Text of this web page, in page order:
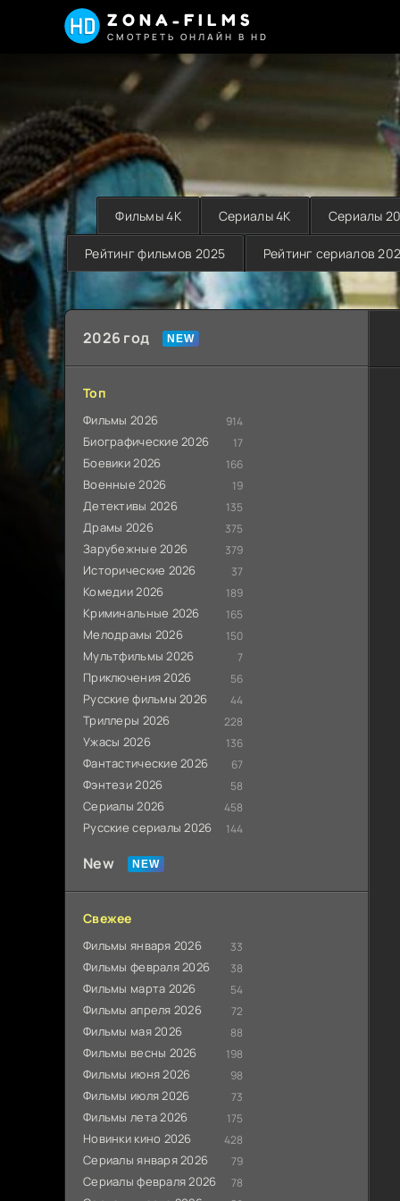
ZONA-FILMS
СМОТРЕТЬ ОНЛАЙН В HD
Фильмы 4K Сериалы 4K Сериалы
Рейтинг фильмов 2025 Рейтинг сериалов
2026 год
Топ
Фильмы 2026 914
Биографические 2026 17
Боевики 2026 166
Военные 2026 19
Детективы 2026 135
Драмы 2026 375
Зарубежные 2026 379
Исторические 2026 37
Комедии 2026 189
Криминальные 2026 165
Мелодрамы 2026 150
Мультфильмы 2026 7
Приключения 2026 56
Русские фильмы 2026 44
Триллеры 2026 228
Ужасы 2026 136
Фантастические 2026 67
Фэнтези 2026 58
Сериалы 2026 458
Русские сериалы 2026 144
New
Свежее
Фильмы января 2026 33
Фильмы февраля 2026 38
Фильмы марта 2026 54
Фильмы апреля 2026 72
Фильмы мая 2026 88
Фильмы весны 2026 198
Фильмы июня 2026 98
Фильмы июля 2026 73
Фильмы лета 2026 175
Новинки кино 2026 428
Сериалы января 2026 79
Сериалы февраля 2026 78